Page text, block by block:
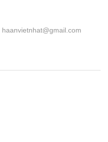
haanvietnhat@gmail.com